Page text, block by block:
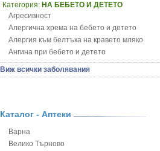
Категория: НА БЕБЕТО И ДЕТЕТО
Агресивност
Алергична хрема на бебето и детето
Алергия към белтъка на кравето мляко
Ангина при бебето и детето
Анемия при бебето и детето
Апетит - пълни деца
Бронхиална астма при бебето и детето
Варицела
Висока температура на бебето и детето
Виж всички заболявания
Каталог - Аптеки
Варна
Велико Търново